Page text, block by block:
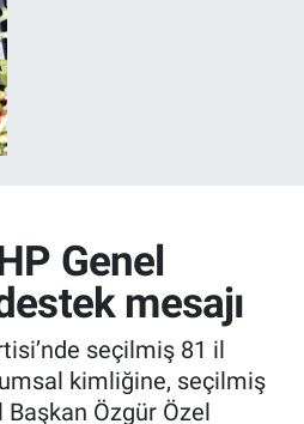
Genel
mesajı
seçilmiş 81 il
kimliğine, seçilmiş
Başkan Özgür Özel